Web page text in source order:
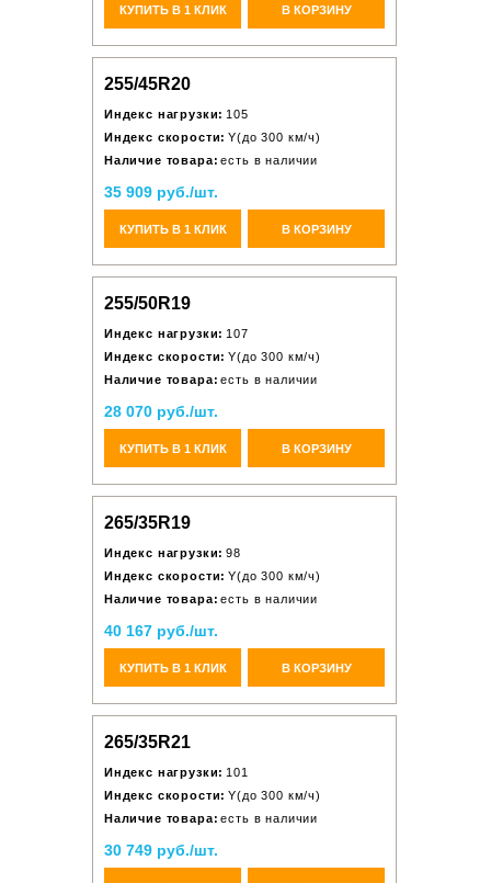
КУПИТЬ В 1 КЛИК В КОРЗИНУ
255/45R20
Индекс нагрузки: 105
Индекс скорости: Y(до 300 км/ч)
Наличие товара: есть в наличии
35 909 руб./шт.
КУПИТЬ В 1 КЛИК В КОРЗИНУ
255/50R19
Индекс нагрузки: 107
Индекс скорости: Y(до 300 км/ч)
Наличие товара: есть в наличии
28 070 руб./шт.
КУПИТЬ В 1 КЛИК В КОРЗИНУ
265/35R19
Индекс нагрузки: 98
Индекс скорости: Y(до 300 км/ч)
Наличие товара: есть в наличии
40 167 руб./шт.
КУПИТЬ В 1 КЛИК В КОРЗИНУ
265/35R21
Индекс нагрузки: 101
Индекс скорости: Y(до 300 км/ч)
Наличие товара: есть в наличии
30 749 руб./шт.